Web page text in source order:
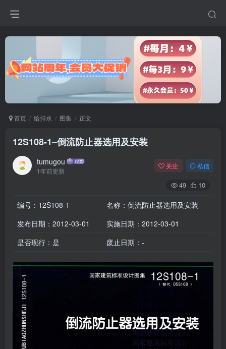
首页 给排水 图集 正文
12S108-1–倒流防止器选用及安装
tumugou
1年前更新
关注 私信
49 10
编号：12S108-1
名称：倒流防止器选用及安装
发布日期：2012-03-01
实施日期：2012-03-01
是否现行：是
废止日期：-